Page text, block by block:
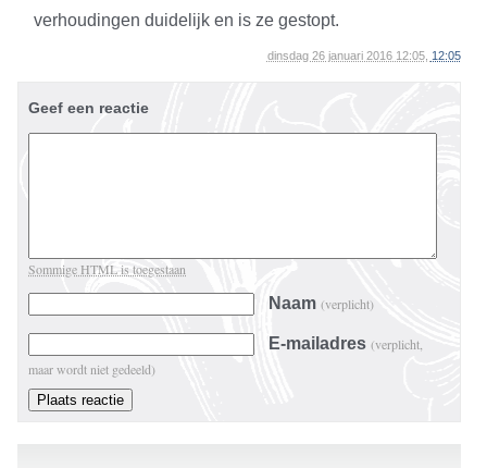
verhoudingen duidelijk en is ze gestopt.
dinsdag 26 januari 2016 12:05, 12:05
Geef een reactie
Sommige HTML is toegestaan
Naam (verplicht)
E-mailadres (verplicht,
maar wordt niet gedeeld)